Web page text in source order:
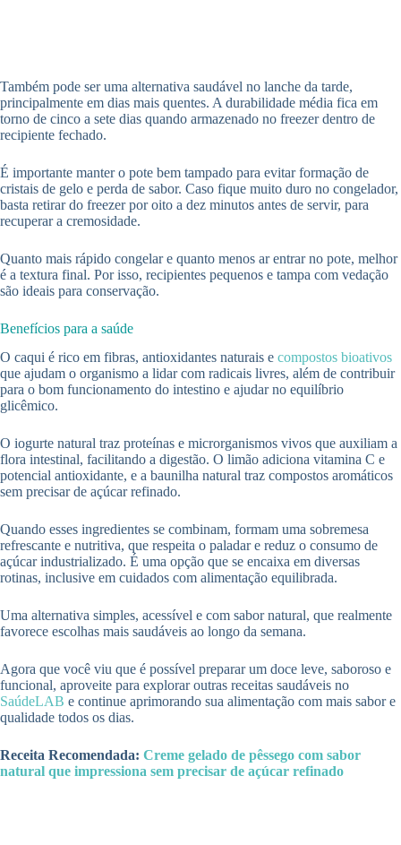
Também pode ser uma alternativa saudável no lanche da tarde,
principalmente em dias mais quentes. A durabilidade média fica em
torno de cinco a sete dias quando armazenado no freezer dentro de
recipiente fechado.
É importante manter o pote bem tampado para evitar formação de
cristais de gelo e perda de sabor. Caso fique muito duro no congelador,
basta retirar do freezer por oito a dez minutos antes de servir, para
recuperar a cremosidade.
Quanto mais rápido congelar e quanto menos ar entrar no pote, melhor
é a textura final. Por isso, recipientes pequenos e tampa com vedação
são ideais para conservação.
Benefícios para a saúde
O caqui é rico em fibras, antioxidantes naturais e compostos bioativos
que ajudam o organismo a lidar com radicais livres, além de contribuir
para o bom funcionamento do intestino e ajudar no equilíbrio
glicêmico.
O iogurte natural traz proteínas e microrganismos vivos que auxiliam a
flora intestinal, facilitando a digestão. O limão adiciona vitamina C e
potencial antioxidante, e a baunilha natural traz compostos aromáticos
sem precisar de açúcar refinado.
Quando esses ingredientes se combinam, formam uma sobremesa
refrescante e nutritiva, que respeita o paladar e reduz o consumo de
açúcar industrializado. É uma opção que se encaixa em diversas
rotinas, inclusive em cuidados com alimentação equilibrada.
Uma alternativa simples, acessível e com sabor natural, que realmente
favorece escolhas mais saudáveis ao longo da semana.
Agora que você viu que é possível preparar um doce leve, saboroso e
funcional, aproveite para explorar outras receitas saudáveis no
SaúdeLAB e continue aprimorando sua alimentação com mais sabor e
qualidade todos os dias.
Receita Recomendada: Creme gelado de pêssego com sabor
natural que impressiona sem precisar de açúcar refinado